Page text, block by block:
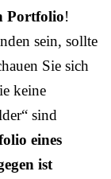
Portfolio!
sein, sollte
Sie sich
keine
sind
eines
ist